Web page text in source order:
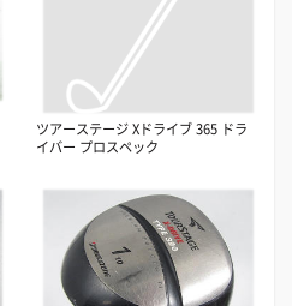
ツアーステージ Xドライブ 365 ドラ
イバー プロスペック